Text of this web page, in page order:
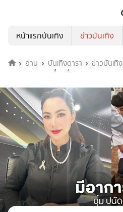
หน้าแรกบันเทิง
ข่าวบันเทิง
อ่าน บันเทิงดารา ข่าวบันเทิง
บริการอาหารเครื่องดื่มสนามหลวง